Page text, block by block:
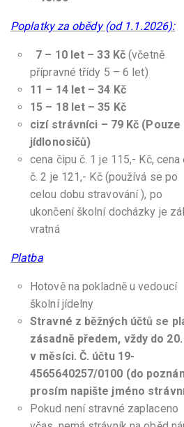
Poplatky za obědy (od 1.1.2026):
7 – 10 let – 33 Kč (včetně
přípravné třídy 5 – 6 let)
11 – 14 let – 34 Kč
15 – 18 let – 35 Kč
cizí strávníci – 79 Kč (Pouze
jídlonosičů)
cena čipu č. 1 je 115,- Kč, cena
č. 2 je 121,- Kč (používá se po
celou dobu stravování ), po
ukončení školní docházky je
vratná
Platba
Hotově na pokladně u vedoucí
školní jídelny
Stravné z běžných účtů se
zásadně předem, vždy do
v měsíci. Č. účtu 19-
4565640257/0100 (do
prosím napište jméno
Pokud není stravné zaplaceno